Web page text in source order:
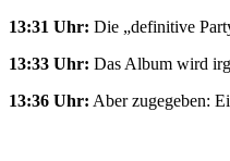
13:31 Uhr: Die „definitive
13:33 Uhr: Das Album wird
13:36 Uhr: Aber zugegeben: